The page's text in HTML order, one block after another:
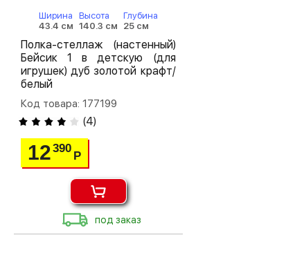
Ширина
43.4 см
Высота
140.3 см
Глубина
25 см
Полка-стеллаж (настенный)
Бейсик 1 в детскую (для
игрушек) дуб золотой крафт/
белый
Код товара: 177199
(4)
12390
Р
под заказ